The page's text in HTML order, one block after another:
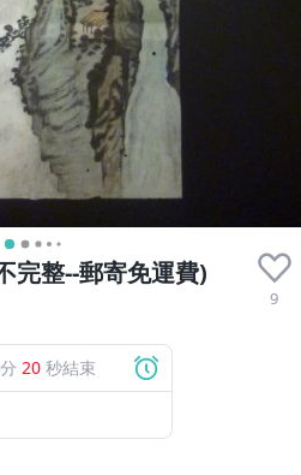
完整--郵寄免運費)
9
分 17 秒結束